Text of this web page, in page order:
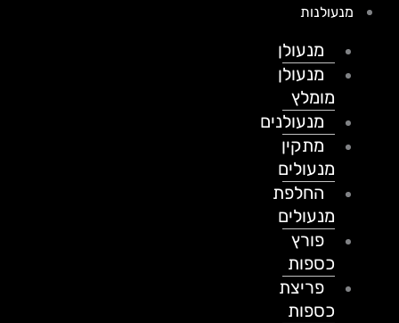
מנעולנות
מנעולן
מנעולן
מומלץ
מנעולנים
מתקין
מנעולים
החלפת
מנעולים
פורץ
כספות
פריצת
כספות